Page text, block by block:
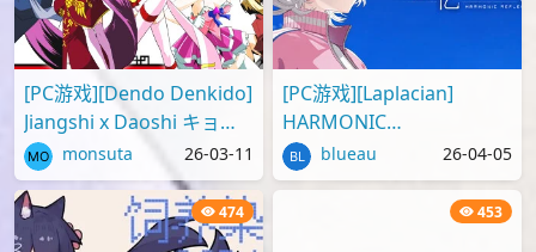
[PC游戏][Dendo Denkido]
Jiangshi x Daoshi キョン
シー×タオシー | 僵尸×道
士 [Steam][免费]
monsuta 26-03-11
[PC游戏][Laplacian]
HARMONIC
REFLECTIONS / Kioku no
Kenban / 記憶の鍵盤
blueau 26-04-05
474 453